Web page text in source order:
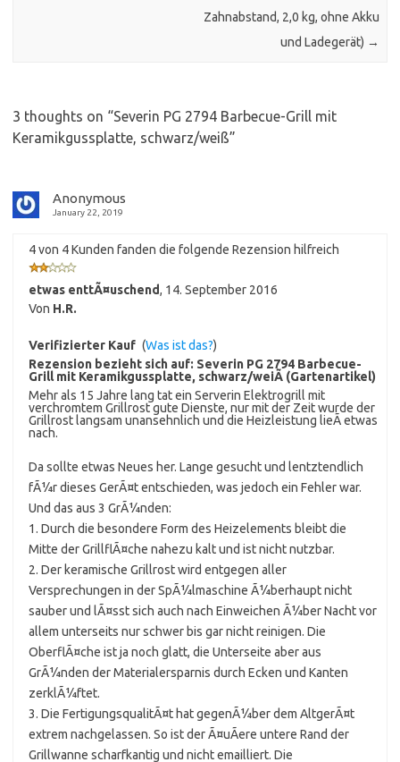
Zahnabstand, 2,0 kg, ohne Akku
und Ladegerät) →
3 thoughts on “Severin PG 2794 Barbecue-Grill mit
Keramikgussplatte, schwarz/weiß”
Anonymous
January 22, 2019
4 von 4 Kunden fanden die folgende Rezension hilfreich
etwas enttÃ¤uschend, 14. September 2016
Von H.R.
Verifizierter Kauf (Was ist das?)
Rezension bezieht sich auf: Severin PG 2794 Barbecue-
Grill mit Keramikgussplatte, schwarz/weiÃ (Gartenartikel)
Mehr als 15 Jahre lang tat ein Serverin Elektrogrill mit
verchromtem Grillrost gute Dienste, nur mit der Zeit wurde der
Grillrost langsam unansehnlich und die Heizleistung lieÃ etwas
nach.
Da sollte etwas Neues her. Lange gesucht und lentztendlich
fÃ¼r dieses GerÃ¤t entschieden, was jedoch ein Fehler war.
Und das aus 3 GrÃ¼nden:
1. Durch die besondere Form des Heizelements bleibt die
Mitte der GrillflÃ¤che nahezu kalt und ist nicht nutzbar.
2. Der keramische Grillrost wird entgegen aller
Versprechungen in der SpÃ¼lmaschine Ã¼berhaupt nicht
sauber und lÃ¤sst sich auch nach Einweichen Ã¼ber Nacht vor
allem unterseits nur schwer bis gar nicht reinigen. Die
OberflÃ¤che ist ja noch glatt, die Unterseite aber aus
GrÃ¼nden der Materialersparnis durch Ecken und Kanten
zerklÃ¼ftet.
3. Die FertigungsqualitÃ¤t hat gegenÃ¼ber dem AltgerÃ¤t
extrem nachgelassen. So ist der Ã¤uÃere untere Rand der
Grillwanne scharfkantig und nicht emailliert. Die